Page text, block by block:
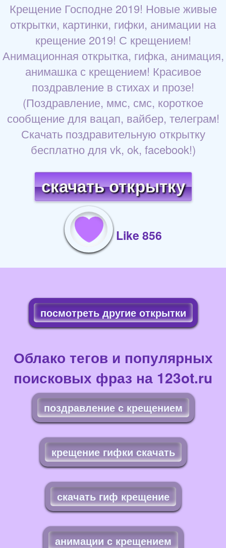
Крещение Господне 2019! Новые живые
открытки, картинки, гифки, анимации на
крещение 2019! С крещением!
Анимационная открытка, гифка, анимация,
анимашка с крещением! Красивое
поздравление в стихах и прозе!
(Поздравление, ммс, смс, короткое
сообщение для вацап, вайбер, телеграм!
Скачать поздравительную открытку
бесплатно для vk, ok, facebook!)
скачать открытку
Like 856
посмотреть другие открытки
Облако тегов и популярных
поисковых фраз на 123ot.ru
поздравление с крещением
крещение гифки скачать
скачать гиф крещение
анимации с крещением